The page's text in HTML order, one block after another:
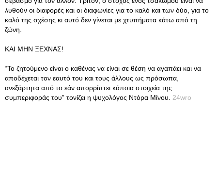
λυθούν οι διαφορές και οι διαφωνίες για το καλό και των δύο, για το
καλό της σχέσης κι αυτό δεν γίνεται με χτυπήματα κάτω από τη
ζώνη.
ΚΑΙ ΜΗΝ ΞΕΧΝΑΣ!
“Το ζητούμενο είναι ο καθένας να είναι σε θέση να αγαπάει και να
αποδέχεται τον εαυτό του και τους άλλους ως πρόσωπα,
ανεξάρτητα από το εάν απορρίπτει κάποια στοιχεία της
συμπεριφοράς του” τονίζει η ψυχολόγος Ντόρα Μίνου. 24wro